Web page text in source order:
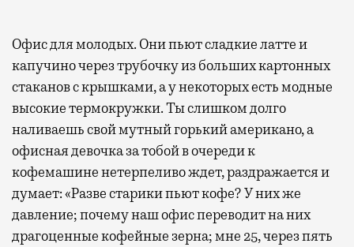
Офис для молодых. Они пьют сладкие латте и
капучино через трубочку из больших картонных
стаканов с крышками, а у некоторых есть модные
высокие термокружки. Ты слишком долго
наливаешь свой мутный горький американо, а
офисная девочка за тобой в очереди к
кофемашине нетерпеливо ждет, раздражается и
думает: «Разве старики пьют кофе? У них же
давление; почему наш офис переводит на них
драгоценные кофейные зерна; мне 25, через пять